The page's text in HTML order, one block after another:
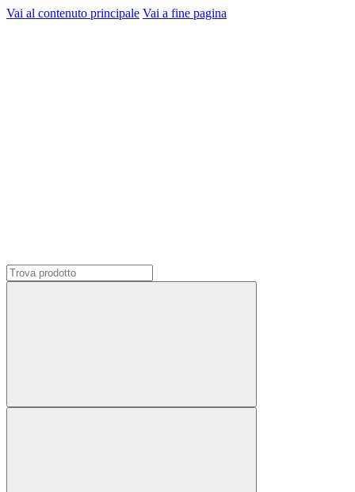
Vai al contenuto principale Vai a fine pagina